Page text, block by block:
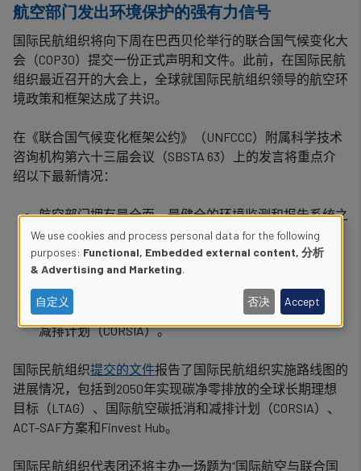
航空部门发出环境保护的强有力信号
国际民航组织将向下周在巴西贝伦举行的联合国气候变化大
会（COP30）提交一份正式声明和文件。此前，在国际民航
组织最近召开的大会上，全球就国际民航组织领导的航空环
境政策和框架达成了共识。
在《联合国气候变化框架公约》（UNFCCC）附属科学技术
咨询机构第六十三届会议（SBSTA 63）上的发言将重点介
绍以下最新情况：
航空部门拥有最全面、最健全的环境监测和报告系统之
一，几乎涵盖了国际航空业100%的二氧化碳排放量；
154个成员国的创纪录数量的行动计划涵盖了99%的空
中交通总量，展示了减少国际航空排放的政策和路线
图；和
2026年，
个成员国自愿参与实施国际航空碳抵消和
减排计划（CORSIA）。
国际民航组织提交的文件报告了国际民航组织实施路线图的
进展情况，包括到2050年实现碳净零排放的全球长期理想
目标（LTAG）、国际航空碳抵消和减排计划（CORSIA）、
ACT-SAF方案和Finvest Hub。
国际民航组织代表团还将主办一场题为“国际航空与联合国
Use
of
personal
and
cookies
We use cookies and process personal data for the following
purposes: Functional, Embedded external content, 分析
& Advertising and Marketing.
自定义 否决 Accept